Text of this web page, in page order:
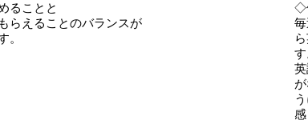
ることと
らえることのバランスが
。
◇
す
感